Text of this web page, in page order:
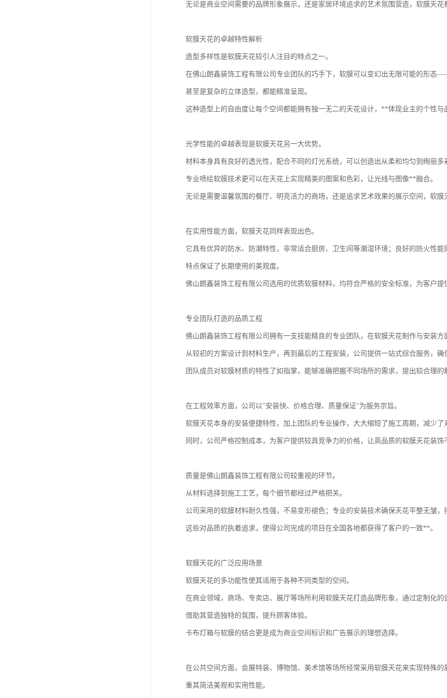
无论是商业空间需要的品牌形象展示，还是家居环境追求的艺术氛围营造，软膜天
软膜天花的卓越特性解析
造型多样性是软膜天花较引人注目的特点之一。
在佛山朗鑫装饰工程有限公司专业团队的巧手下，软膜可以变幻出无限可能的形态
甚至是复杂的立体造型，都能精准呈现。
这种造型上的自由度让每个空间都能拥有独一无二的天花设计，**体现业主的个性与
光学性能的卓越表现是软膜天花另一大优势。
材料本身具有良好的透光性，配合不同的灯光系统，可以创造出从柔和均匀到绚丽多
专业喷绘软膜技术更可以在天花上实现精美的图案和色彩，让光线与图像**融合。
无论是需要温馨氛围的餐厅、明亮活力的商场，还是追求艺术效果的展示空间，软
在实用性能方面，软膜天花同样表现出色。
它具有优异的防水、防潮特性，非常适合厨房、卫生间等潮湿环境；良好的防火性
特点保证了长期使用的美观度。
佛山朗鑫装饰工程有限公司选用的优质软膜材料，均符合严格的安全标准，为客户提
专业团队打造的品质工程
佛山朗鑫装饰工程有限公司拥有一支技能精良的专业团队，在软膜天花制作与安装方
从较初的方案设计到材料生产，再到最后的工程安装，公司提供一站式综合服务，
团队成员对软膜材质的特性了如指掌，能够准确把握不同场所的需求，提出较合理的
在工程效率方面，公司以"安装快、价格合理、质量保证"为服务宗旨。
软膜天花本身的安装便捷特性，加上团队的专业操作，大大缩短了施工周期，减少
同时，公司严格控制成本，为客户提供较具竞争力的价格，让高品质的软膜天花装
质量是佛山朗鑫装饰工程有限公司较重视的环节。
从材料选择到施工工艺，每个细节都经过严格把关。
公司采用的软膜材料耐久性强，不易变形褪色；专业的安装技术确保天花平整无皱
这些对品质的执着追求，使得公司完成的项目在全国各地都获得了客户的一致**。
软膜天花的广泛应用场景
软膜天花的多功能性使其适用于各种不同类型的空间。
在商业领域，商场、专卖店、展厅等场所利用软膜天花打造品牌形象，通过定制化
借助其营造独特的氛围，提升顾客体验。
卡布灯箱与软膜的结合更是成为商业空间标识和广告展示的理想选择。
在公共空间方面，会展特装、博物馆、美术馆等场所经常采用软膜天花来实现特殊
重其简洁美观和实用性能。